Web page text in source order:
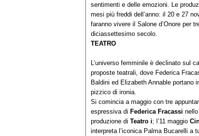
sentimenti e delle emozioni. Le
mesi più freddi dell’anno: il 20 e 27
faranno vivere il Salone d’Onore per
diciassettesimo secolo.
TEATRO
L’universo femminile è declinato sul
proposte teatrali, dove Federica
Baldini ed Elizabeth Annable portano
pizzico di ironia.
Si comincia a maggio con tre
espressiva di Federica Fracassi
produzione di Teatro i; l’11 maggio
interpreta l’iconica Palma Bucarelli a